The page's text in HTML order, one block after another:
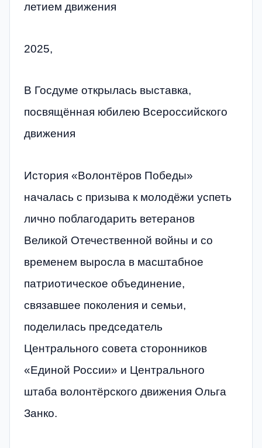
летием движения
2025,
В Госдуме открылась выставка,
посвящённая юбилею Всероссийского
движения
История «Волонтёров Победы»
началась с призыва к молодёжи успеть
лично поблагодарить ветеранов
Великой Отечественной войны и со
временем выросла в масштабное
патриотическое объединение,
связавшее поколения и семьи,
поделилась председатель
Центрального совета сторонников
«Единой России» и Центрального
штаба волонтёрского движения Ольга
Занко.